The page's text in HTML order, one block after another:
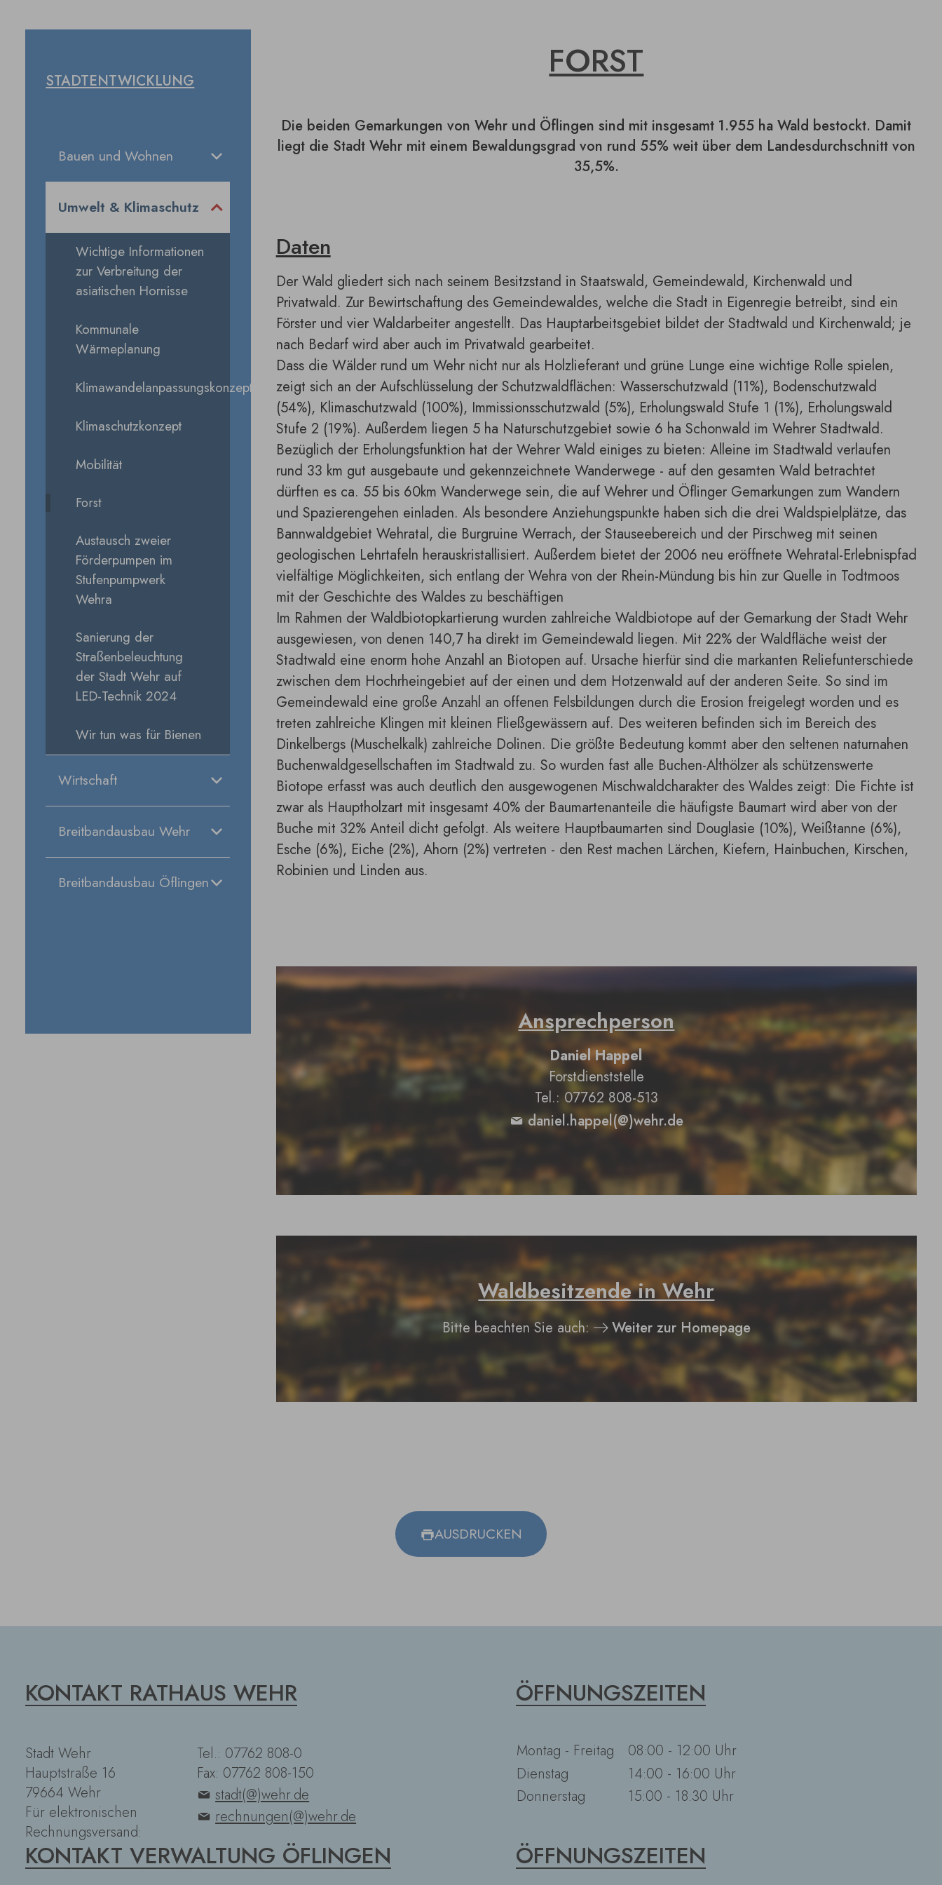
FORST
Die beiden Gemarkungen von Wehr und Öflingen sind mit insgesamt 1.955 ha Wald bestockt. Damit
liegt die Stadt Wehr mit einem Bewaldungsgrad von rund 55% weit über dem Landesdurchschnitt von
35,5%.
Daten
Der Wald gliedert sich nach seinem Besitzstand in Staatswald, Gemeindewald, Kirchenwald und
Privatwald. Zur Bewirtschaftung des Gemeindewaldes, welche die Stadt in Eigenregie betreibt, sind ein
Förster und vier Waldarbeiter angestellt. Das Hauptarbeitsgebiet bildet der Stadtwald und Kirchenwald; je
nach Bedarf wird aber auch im Privatwald gearbeitet.
Dass die Wälder rund um Wehr nicht nur als Holzlieferant und grüne Lunge eine wichtige Rolle spielen,
zeigt sich an der Aufschlüsselung der Schutzwaldflächen: Wasserschutzwald (11%), Bodenschutzwald
(54%), Klimaschutzwald (100%), Immissionsschutzwald (5%), Erholungswald Stufe 1 (1%), Erholungswald
Stufe 2 (19%). Außerdem liegen 5 ha Naturschutzgebiet sowie 6 ha Schonwald im Wehrer Stadtwald.
Bezüglich der Erholungsfunktion hat der Wehrer Wald einiges zu bieten: Alleine im Stadtwald verlaufen
rund 33 km gut ausgebaute und gekennzeichnete Wanderwege - auf den gesamten Wald betrachtet
dürften es ca. 55 bis 60km Wanderwege sein, die auf Wehrer und Öflinger Gemarkungen zum Wandern
und Spazierengehen einladen. Als besondere Anziehungspunkte haben sich die drei Waldspielplätze, das
Bannwaldgebiet Wehratal, die Burgruine Werrach, der Stauseebereich und der Pirschweg mit seinen
geologischen Lehrtafeln herauskristallisiert. Außerdem bietet der 2006 neu eröffnete Wehratal-Erlebnispfad
vielfältige Möglichkeiten, sich entlang der Wehra von der Rhein-Mündung bis hin zur Quelle in Todtmoos
mit der Geschichte des Waldes zu beschäftigen
Im Rahmen der Waldbiotopkartierung wurden zahlreiche Waldbiotope auf der Gemarkung der Stadt Wehr
ausgewiesen, von denen 140,7 ha direkt im Gemeindewald liegen. Mit 22% der Waldfläche weist der
Stadtwald eine enorm hohe Anzahl an Biotopen auf. Ursache hierfür sind die markanten Reliefunterschiede
zwischen dem Hochrheingebiet auf der einen und dem Hotzenwald auf der anderen Seite. So sind im
Gemeindewald eine große Anzahl an offenen Felsbildungen durch die Erosion freigelegt worden und es
treten zahlreiche Klingen mit kleinen Fließgewässern auf. Des weiteren befinden sich im Bereich des
Dinkelbergs (Muschelkalk) zahlreiche Dolinen. Die größte Bedeutung kommt aber den seltenen naturnahen
Buchenwaldgesellschaften im Stadtwald zu. So wurden fast alle Buchen-Althölzer als schützenswerte
Biotope erfasst was auch deutlich den ausgewogenen Mischwaldcharakter des Waldes zeigt: Die Fichte ist
zwar als Hauptholzart mit insgesamt 40% der Baumartenanteile die häufigste Baumart wird aber von der
Buche mit 32% Anteil dicht gefolgt. Als weitere Hauptbaumarten sind Douglasie (10%), Weißtanne (6%),
Esche (6%), Eiche (2%), Ahorn (2%) vertreten - den Rest machen Lärchen, Kiefern, Hainbuchen, Kirschen,
Robinien und Linden aus.
Ansprechperson
Daniel Happel
Forstdienststelle
Tel.: 07762 808-513
daniel.happel(@)wehr.de
Waldbesitzende in Wehr
Bitte beachten Sie auch: Weiter zur Homepage
STADTENTWICKLUNG
Bauen und Wohnen
Umwelt & Klimaschutz
Wichtige Informationen
zur Verbreitung der
asiatischen Hornisse
Kommunale
Wärmeplanung
Klimawandelanpassungskonzept
Klimaschutzkonzept
Mobilität
Forst
Austausch zweier
Förderpumpen im
Stufenpumpwerk
Wehra
Sanierung der
Straßenbeleuchtung
der Stadt Wehr auf
LED-Technik 2024
Wir tun was für Bienen
Wirtschaft
Breitbandausbau Wehr
Breitbandausbau Öflingen
AUSDRUCKEN
KONTAKT RATHAUS WEHR
Stadt Wehr
Hauptstraße 16
79664 Wehr
Für elektronischen
Rechnungsversand:
Tel.: 07762 808-0
Fax: 07762 808-150
stadt(@)wehr.de
rechnungen(@)wehr.de
ÖFFNUNGSZEITEN
Montag - Freitag
Dienstag
Donnerstag
08:00 - 12:00 Uhr
14:00 - 16:00 Uhr
15:00 - 18:30 Uhr
KONTAKT VERWALTUNG ÖFLINGEN ÖFFNUNGSZEITEN